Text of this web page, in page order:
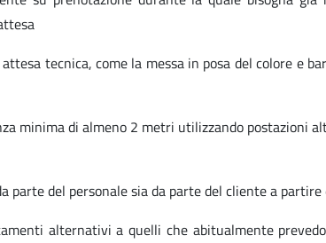
tecnica, come la messa in posa del colore e
minima di almeno 2 metri utilizzando postazioni
parte del personale sia da parte del cliente a partire
alternativi a quelli che abitualmente